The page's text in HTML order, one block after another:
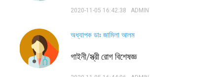
2020-11-05 16:42:38 ADMIN
অধ্যাপক ডাঃ জামিলা আলম
গাইনী/স্ত্রী রোগ বিশেষজ্ঞ